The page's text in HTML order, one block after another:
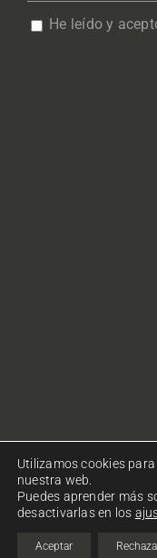
He leído y
© Copyright
reservados.
Utilizamos cookies
nuestra web.
Puedes aprender más
desactivarlas en los
Aceptar